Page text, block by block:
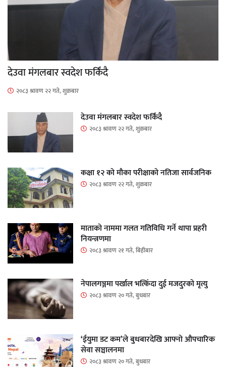
देउवा मंगलबार स्वदेश फर्किंदै
२०८३ श्रावण २२ गते, शुक्रबार
देउवा मंगलबार स्वदेश फर्किंदै
२०८३ श्रावण २२ गते, शुक्रबार
कक्षा १२ को मौका परीक्षाको नतिजा सार्वजनिक
२०८३ श्रावण २२ गते, शुक्रबार
माताकाे नाममा गलत गतिविधि गर्ने थापा प्रहरी
नियन्त्रणमा
२०८३ श्रावण २१ गते, बिहीबार
नेपालगञ्जमा पर्खाल भत्किँदा दुई मजदुरको मृत्यु
२०८३ श्रावण २० गते, बुधबार
‘ईयुमा डट कम’ले बुधबारदेखि आफ्नो औपचारिक
सेवा सञ्चालनमा
२०८३ श्रावण २० गते, बुधबार